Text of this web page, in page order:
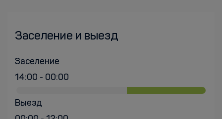
Заселение и выезд
Заселение
14:00 - 00:00
Выезд